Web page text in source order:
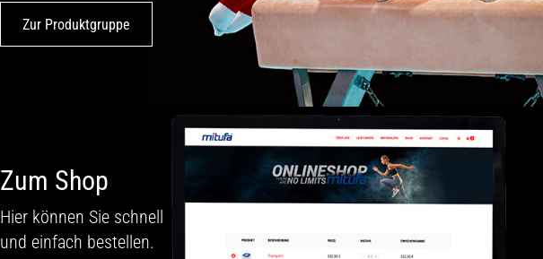
Zur Produktgruppe
Zum Shop
Hier können Sie schnell
und einfach bestellen.